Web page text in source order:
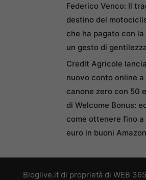
Federico Venco: Il
destino del
che ha pagato con
un gesto di
Credit Agricole
nuovo conto online a
canone zero con 50
di Welcome Bonus:
come ottenere fino a
euro in buoni Amazon
Bloglive.it di proprietà di WEB